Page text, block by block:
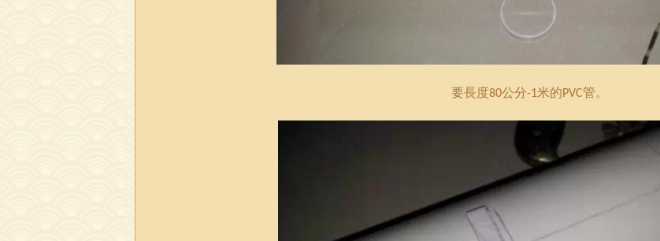
要長度80公分-1米的PVC管。